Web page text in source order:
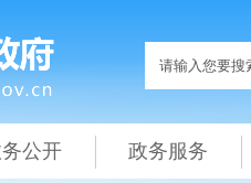
公开 政务服务